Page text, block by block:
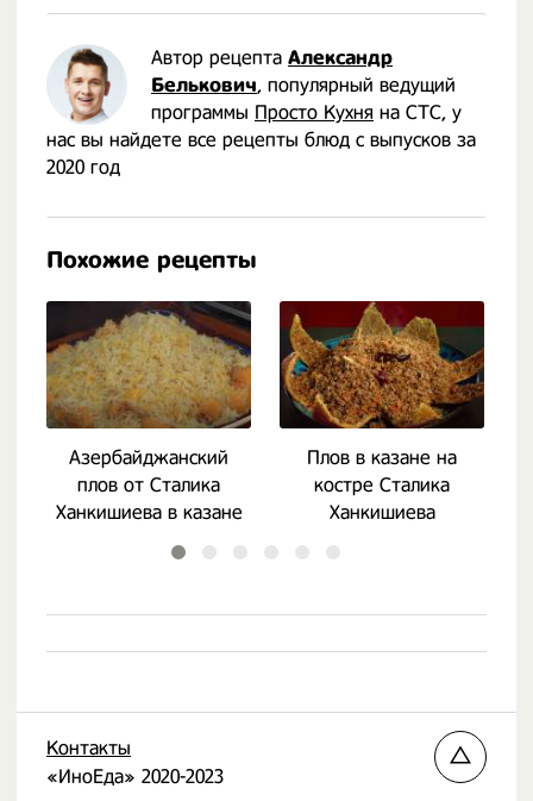
Автор рецепта Александр
Белькович, популярный ведущий
программы Просто Кухня на СТС, у
нас вы найдете все рецепты блюд с выпусков за
2020 год
Похожие рецепты
Азербайджанский
плов от Сталика
Ханкишиева в казане
Плов в казане на
костре Сталика
Ханкишиева
Контакты
«ИноЕда» 2020-2023